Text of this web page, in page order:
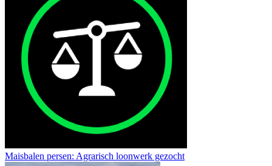
Maisbalen persen: Agrarisch loonwerk gezocht